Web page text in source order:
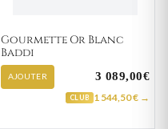
Gourmette Or Blanc
Baddi
AJOUTER 3 089,00€
CLUB 1 544,50 € →